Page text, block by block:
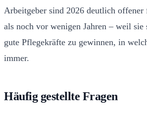
Arbeitgeber sind 2026 deutlich
als noch vor wenigen Jahren – weil
gute Pflegekräfte zu gewinnen, in
immer.
Häufig gestellte Fragen